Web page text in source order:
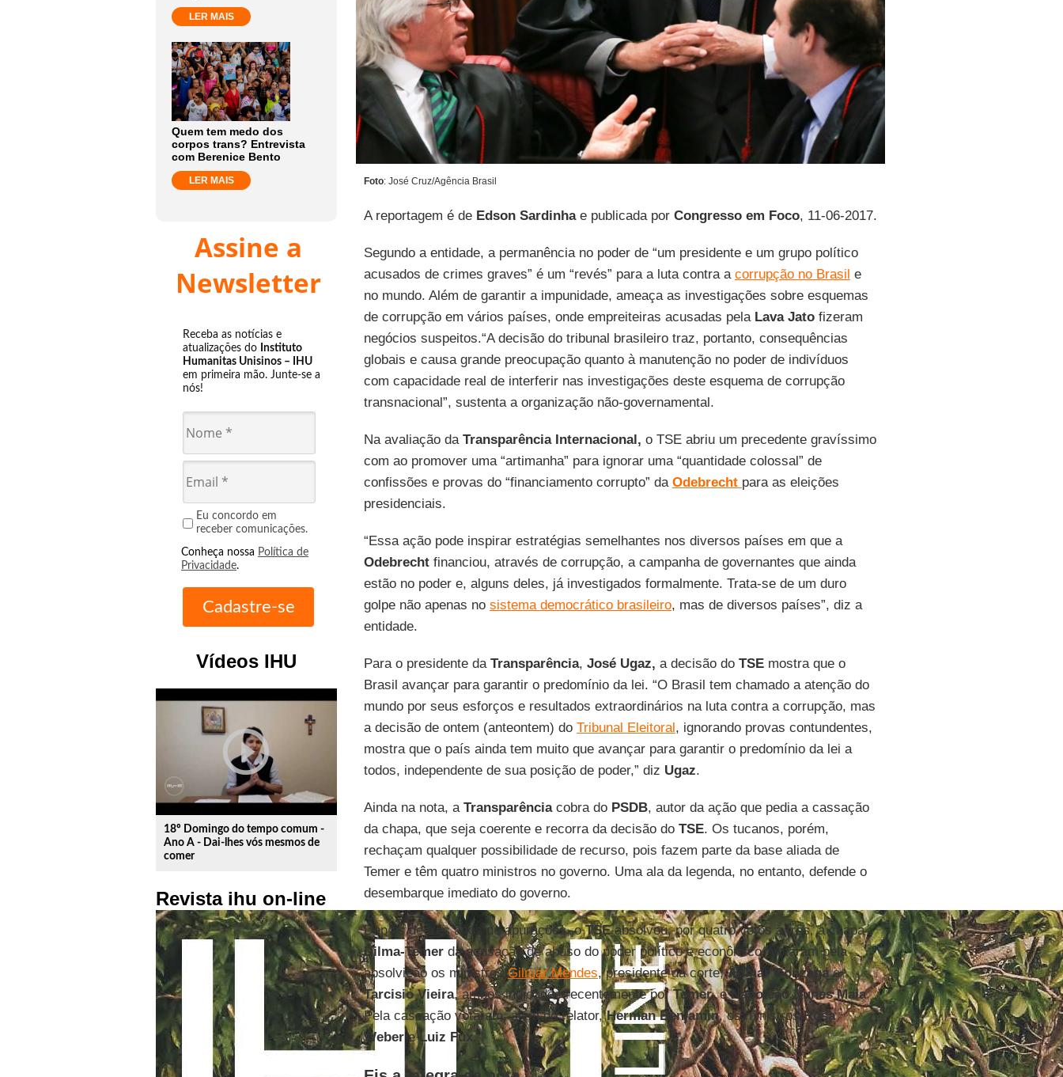
LER MAIS
Quem tem medo dos
corpos trans? Entrevista
com Berenice Bento
LER MAIS
Assine a
Newsletter
Receba as notícias e
atualizações do Instituto
Humanitas Unisinos – IHU
em primeira mão. Junte-se a
nós!
Eu concordo em
receber comunicações.
Conheça nossa Política de
Privacidade.
Vídeos IHU
play_circle_outline
18º Domingo do tempo comum -
Ano A - Dai-lhes vós mesmos de
comer
Revista ihu on-line
Foto: José Cruz/Agência Brasil
A reportagem é de Edson Sardinhae publicada por Congresso em Foco, 11-06-2017.
Segundo a entidade, a permanência no poder de “um presidente e um grupo político
acusados de crimes graves” é um “revés” para a luta contra a corrupção no Brasil e
no mundo. Além de garantir a impunidade, ameaça as investigações sobre esquemas
de corrupção em vários países, onde empreiteiras acusadas pela Lava Jatofizeram
negócios suspeitos.“A decisão do tribunal brasileiro traz, portanto, consequências
globais e causa grande preocupação quanto à manutenção no poder de indivíduos
com capacidade real de interferir nas investigações deste esquema de corrupção
transnacional”, sustenta a organização não-governamental.
Na avaliação da Transparência Internacional, o TSE abriu um precedente gravíssimo
com ao promover uma “artimanha” para ignorar uma “quantidade colossal” de
confissões e provas do “financiamento corrupto” da Odebrecht para as eleições
presidenciais.
“Essa ação pode inspirar estratégias semelhantes nos diversos países em que a
Odebrechtfinanciou, através de corrupção, a campanha de governantes que ainda
estão no poder e, alguns deles, já investigados formalmente. Trata-se de um duro
golpe não apenas no sistema democrático brasileiro, mas de diversos países”, diz a
entidade.
Para o presidente da Transparência, José Ugaz, a decisão do TSEmostra que o
Brasil avançar para garantir o predomínio da lei. “O Brasil tem chamado a atenção do
mundo por seus esforços e resultados extraordinários na luta contra a corrupção, mas
a decisão de ontem (anteontem) do Tribunal Eleitoral , ignorando provas contundentes,
mostra que o país ainda tem muito que avançar para garantir o predomínio da lei a
todos, independente de sua posição de poder,” diz Ugaz.
Ainda na nota, a Transparênciacobra do PSDB, autor da ação que pedia a cassação
da chapa, que seja coerente e recorra da decisão do TSE. Os tucanos, porém,
rechaçam qualquer possibilidade de recurso, pois fazem parte da base aliada de
Temer e têm quatro ministros no governo. Uma ala da legenda, no entanto, defende o
desembarque imediato do governo.
Depois de três anos de apurações, oTSEabsolveu, por quatro votos a três, a chapa
Dilma-Temerda acusação de abuso do poder político e econômico. Votaram pela
absolvição os ministrosGilmar Mendes, presidente da corte,Admar Gonzagae
Tarcisio Vieira, ambos indicados recentemente porTemer, eNapoleão Nunes Maia.
Pela cassação votaram, além do relator,Herman Benjamin, os ministrosRosa
WebereLuiz Fux.